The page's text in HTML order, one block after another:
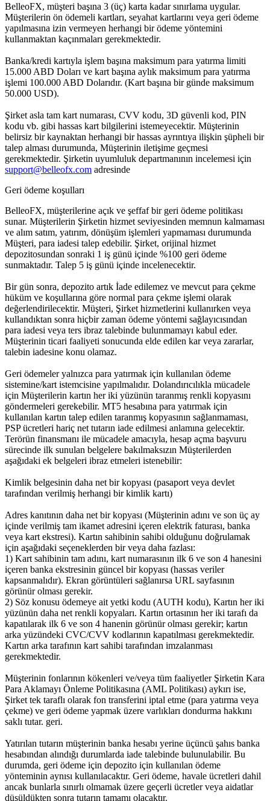
BelleoFX, müşteri başına 3 (üç) karta kadar sınırlama uygular.
Müşterilerin ön ödemeli kartları, seyahat kartlarını veya geri ödeme
yapılmasına izin vermeyen herhangi bir ödeme yöntemini
kullanmaktan kaçınmaları gerekmektedir.
Banka/kredi kartıyla işlem başına maksimum para yatırma limiti
15.000 ABD Doları ve kart başına aylık maksimum para yatırma
işlemi 100.000 ABD Dolarıdır. (Kart başına bir günde maksimum
50.000 USD).
Şirket asla tam kart numarası, CVV kodu, 3D güvenli kod, PIN
kodu vb. gibi hassas kart bilgilerini istemeyecektir. Müşterinin
belirsiz bir kaynaktan herhangi bir hassas ayrıntıya ilişkin şüpheli bir
talep alması durumunda, Müşterinin iletişime geçmesi
gerekmektedir. Şirketin uyumluluk departmanının incelemesi için
support@belleofx.com adresinde
Geri ödeme koşulları
BelleoFX, müşterilerine açık ve şeffaf bir geri ödeme politikası
sunar. Müşterilerin Şirketin hizmet seviyesinden memnun kalmaması
ve alım satım, yatırım, dönüşüm işlemleri yapmaması durumunda
Müşteri, para iadesi talep edebilir. Şirket, orijinal hizmet
depozitosundan sonraki 1 iş günü içinde %100 geri ödeme
sunmaktadır. Talep 5 iş günü içinde incelenecektir.
Bir gün sonra, depozito artık İade edilemez ve mevcut para çekme
hüküm ve koşullarına göre normal para çekme işlemi olarak
değerlendirilecektir. Müşteri, Şirket hizmetlerini kullanırken veya
kullandıktan sonra hiçbir zaman ödeme yöntemi sağlayıcısından
para iadesi veya ters ibraz talebinde bulunmamayı kabul eder.
Müşterinin ticari faaliyeti sonucunda elde edilen kar veya zararlar,
talebin iadesine konu olamaz.
Geri ödemeler yalnızca para yatırmak için kullanılan ödeme
sistemine/kart istemcisine yapılmalıdır. Dolandırıcılıkla mücadele
için Müşterilerin kartın her iki yüzünün taranmış renkli kopyasını
göndermeleri gerekebilir. MT5 hesabına para yatırmak için
kullanılan kartın talep edilen taranmış kopyasının sağlanmaması,
PSP ücretleri hariç net tutarın iade edilmesi anlamına gelecektir.
Terörün finansmanı ile mücadele amacıyla, hesap açma başvuru
sürecinde ilk sunulan belgelere bakılmaksızın Müşterilerden
aşağıdaki ek belgeleri ibraz etmeleri istenebilir:
Kimlik belgesinin daha net bir kopyası (pasaport veya devlet
tarafından verilmiş herhangi bir kimlik kartı)
Adres kanıtının daha net bir kopyası (Müşterinin adını ve son üç ay
içinde verilmiş tam ikamet adresini içeren elektrik faturası, banka
veya kart ekstresi). Kartın sahibinin sahibi olduğunu doğrulamak
için aşağıdaki seçeneklerden bir veya daha fazlası:
1) Kart sahibinin tam adını, kart numarasının ilk 6 ve son 4 hanesini
içeren banka ekstresinin güncel bir kopyası (hassas veriler
kapsanmalıdır). Ekran görüntüleri sağlanırsa URL sayfasının
görünür olması gerekir.
2) Söz konusu ödemeye ait yetki kodu (AUTH kodu), Kartın her iki
yüzünün daha net renkli kopyaları. Kartın ortasının her iki tarafı da
kapatılarak ilk 6 ve son 4 hanenin görünür olması gerekir; kartın
arka yüzündeki CVC/CVV kodlarının kapatılması gerekmektedir.
Kartın arka tarafının kart sahibi tarafından imzalanması
gerekmektedir.
Müşterinin fonlarının kökenleri ve/veya tüm faaliyetler Şirketin Kara
Para Aklamayı Önleme Politikasına (AML Politikası) aykırı ise,
Şirket tek taraflı olarak fon transferini iptal etme (para yatırma veya
çekme) ve geri ödeme yapmak üzere varlıkları dondurma hakkını
saklı tutar. geri.
Yatırılan tutarın müşterinin banka hesabı yerine üçüncü şahıs banka
hesabından alındığı durumlarda iade talebinde bulunulabilir. Bu
durumda, geri ödeme için depozito için kullanılan ödeme
yönteminin aynısı kullanılacaktır. Geri ödeme, havale ücretleri dahil
ancak bunlarla sınırlı olmamak üzere geçerli ücretler veya aidatlar
düşüldükten sonra tutarın tamamı olacaktır.